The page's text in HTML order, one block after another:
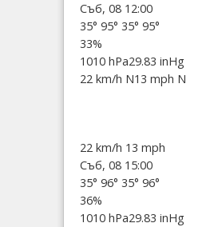
Съб, 08 12:00
35° 95° 35° 95°
33%
1010 hPa29.83 inHg
22 km/h N13 mph N
22 km/h 13 mph
Съб, 08 15:00
35° 96° 35° 96°
36%
1010 hPa29.83 inHg